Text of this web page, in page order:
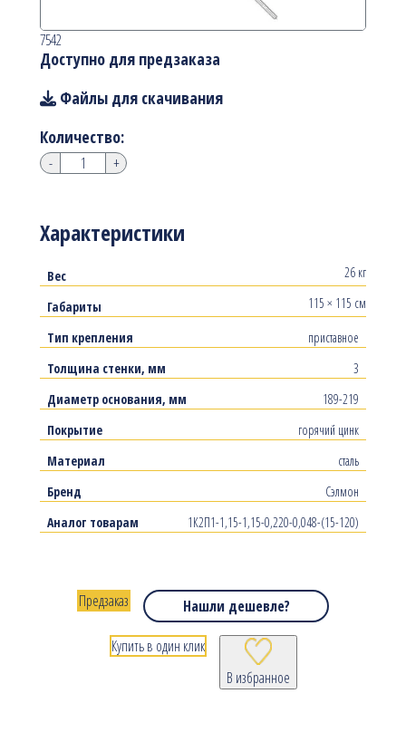
Характеристики
Вес
26 кг
Габариты
115 × 115 см
Тип крепления
приставное
Толщина стенки, мм
3
Диаметр основания, мм
189-219
Покрытие
горячий цинк
Материал
сталь
Бренд
Сэлмон
Аналог товарам
1К2П1-1,15-1,15-0,220-0,048-(15-120)
7542
Доступно для предзаказа
Файлы для скачивания
Количество:
- +
Нашли дешевле?
В избранное
Предзаказ
Купить в один клик